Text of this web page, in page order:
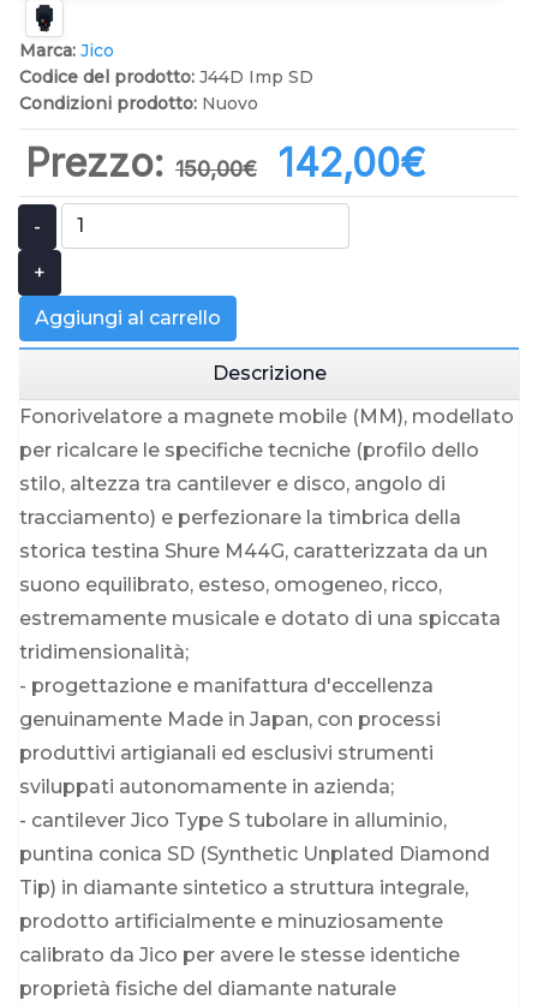
Marca: Jico
Codice del prodotto: J44D Imp SD
Condizioni prodotto: Nuovo
Prezzo: 150,00‎€ 142,00‎€
-
+
Aggiungi al carrello
Descrizione
Fonorivelatore a magnete mobile (MM), modellato
per ricalcare le specifiche tecniche (profilo dello
stilo, altezza tra cantilever e disco, angolo di
tracciamento) e perfezionare la timbrica della
storica testina Shure M44G, caratterizzata da un
suono equilibrato, esteso, omogeneo, ricco,
estremamente musicale e dotato di una spiccata
tridimensionalità;
- progettazione e manifattura d'eccellenza
genuinamente Made in Japan, con processi
produttivi artigianali ed esclusivi strumenti
sviluppati autonomamente in azienda;
- cantilever Jico Type S tubolare in alluminio,
puntina conica SD (Synthetic Unplated Diamond
Tip) in diamante sintetico a struttura integrale,
prodotto artificialmente e minuziosamente
calibrato da Jico per avere le stesse identiche
proprietà fisiche del diamante naturale